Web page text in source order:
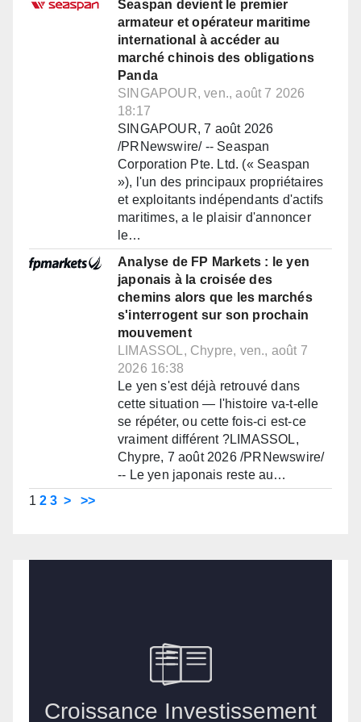
Seaspan devient le premier
armateur et opérateur maritime
international à accéder au
marché chinois des obligations
Panda
SINGAPOUR, ven., août 7 2026
18:17
SINGAPOUR, 7 août 2026
/PRNewswire/ -- Seaspan
Corporation Pte. Ltd. (« Seaspan
»), l'un des principaux propriétaires
et exploitants indépendants d'actifs
maritimes, a le plaisir d'annoncer
le…
Analyse de FP Markets : le yen
japonais à la croisée des
chemins alors que les marchés
s'interrogent sur son prochain
mouvement
LIMASSOL, Chypre, ven., août 7
2026 16:38
Le yen s'est déjà retrouvé dans
cette situation — l'histoire va-t-elle
se répéter, ou cette fois-ci est-ce
vraiment différent ?LIMASSOL,
Chypre, 7 août 2026 /PRNewswire/
-- Le yen japonais reste au…
1 2 3 > >>